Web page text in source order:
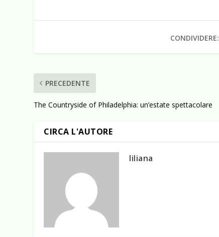
CONDIVIDERE:
PRECEDENTE
The Countryside of Philadelphia: un’estate spettacolare
CIRCA L'AUTORE
liliana